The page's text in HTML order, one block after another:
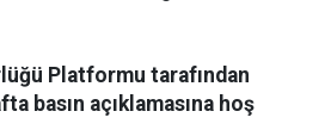
Platformu tarafından
basın açıklamasına hoş